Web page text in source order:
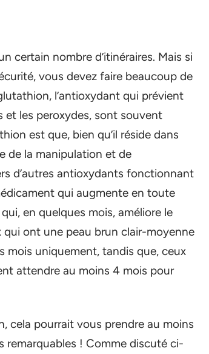
certain nombre d’itinéraires. Mais si
vous devez faire beaucoup de
l’antioxydant qui prévient
et les peroxydes, sont souvent
est que, bien qu’il réside dans
de la manipulation et de
d’autres antioxydants fonctionnant
qui augmente en toute
en quelques mois, améliore le
qui ont une peau brun clair-moyenne
mois uniquement, tandis que, ceux
attendre au moins 4 mois pour
cela pourrait vous prendre au moins
remarquables ! Comme discuté ci-